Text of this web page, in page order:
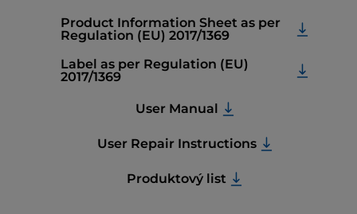
Product Information Sheet as per
Regulation (EU) 2017/1369
Label as per Regulation (EU)
2017/1369
User Manual
User Repair Instructions
Produktový list